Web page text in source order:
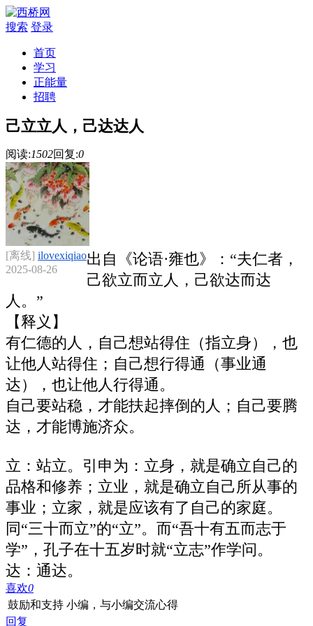
搜索 登录
首页
学习
正能量
招聘
己立立人，己达达人
阅读:1502回复:0
[离线] ilovexiqiao
2025-08-26
出自《论语·雍也》：“夫仁者，
己欲立而立人，己欲达而达
人。”
【释义】
有仁德的人，自己想站得住（指立身），也
让他人站得住；自己想行得通（事业通
达），也让他人行得通。
自己要站稳，才能扶起摔倒的人；自己要腾
达，才能博施济众。
立：站立。引申为：立身，就是确立自己的
品格和修养；立业，就是确立自己所从事的
事业；立家，就是应该有了自己的家庭。
同“三十而立”的“立”。而“吾十有五而志于
学”，孔子在十五岁时就“立志”作学问。
达：通达。
喜欢0
鼓励和支持 小编，与小编交流心得
回复